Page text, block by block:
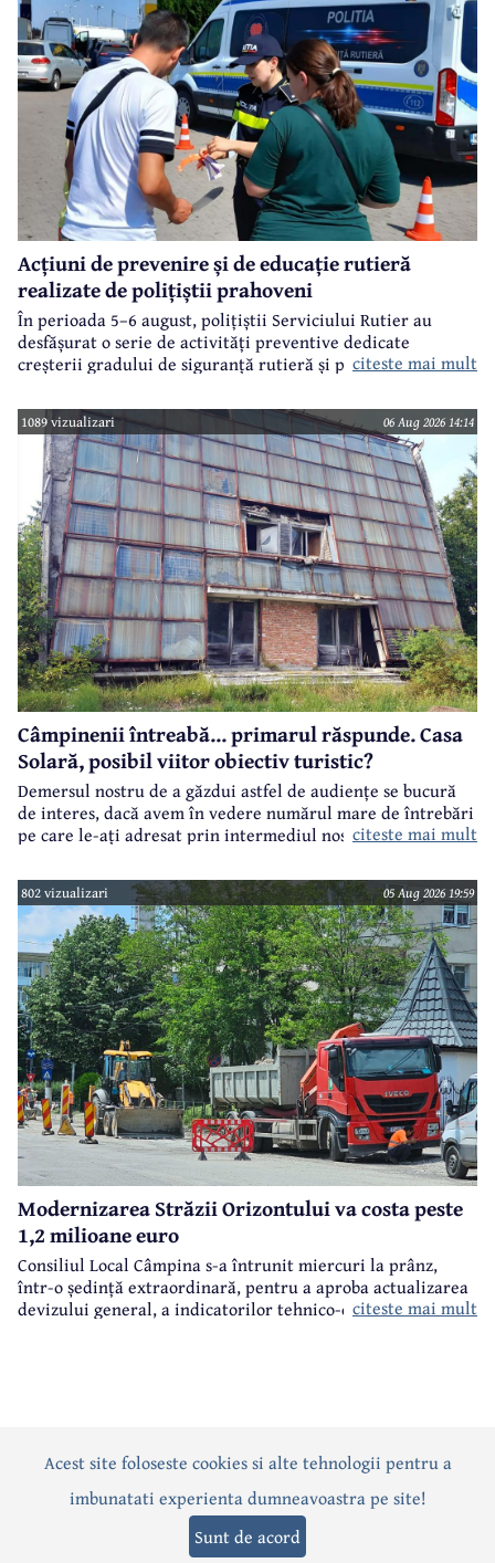
Acțiuni de prevenire și de educație rutieră
realizate de polițiștii prahoveni
În perioada 5–6 august, polițiștii Serviciului Rutier au
desfășurat o serie de activități preventive dedicate
creșterii gradului de siguranță rutieră și promovării unui
estival.
citeste mai mult
1089 vizualizari 06 Aug 2026 14:14
Câmpinenii întreabă... primarul răspunde. Casa
Solară, posibil viitor obiectiv turistic?
Demersul nostru de a găzdui astfel de audiențe se bucură
de interes, dacă avem în vedere numărul mare de întrebări
pe care le-ați adresat prin intermediul nostru primarului
citeste mai mult
802 vizualizari 05 Aug 2026 19:59
Modernizarea Străzii Orizontului va costa peste
1,2 milioane euro
Consiliul Local Câmpina s-a întrunit miercuri la prânz,
într-o ședință extraordinară, pentru a aproba actualizarea
devizului general, a indicatorilor tehnico-economici și a
citeste mai mult
ActualitatePoliticăSocialEvenimentInterviuri
Editorial Sport Anunțuri
Acest site foloseste cookies si alte tehnologii pentru a
imbunatati experienta dumneavoastra pe site!
Sunt de acord